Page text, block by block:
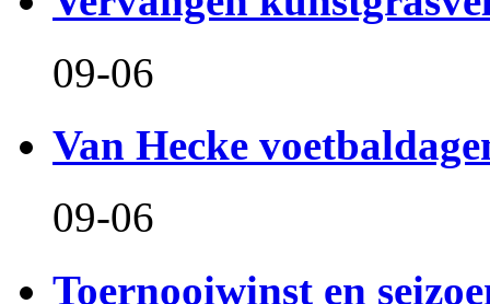
09-06
Van Hecke
09-06
Toernooiwinst en